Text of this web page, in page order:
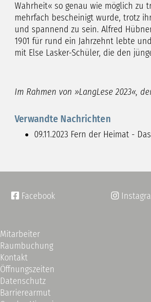
Wahrheit« so genau wie möglich zu
mehrfach bescheinigt wurde, trotz
und spannend zu sein. Alfred
1901 für rund ein Jahrzehnt lebte
mit Else Lasker-Schüler, die den
Im Rahmen von »LangLese 2023«,
Verwandte Nachrichten
09.11.2023 Fern der Heimat -
 Facebook 
Mitarbeiter
Raumbuchung
Kontakt
Öffnungszeiten
Datenschutz
Barrierearmut